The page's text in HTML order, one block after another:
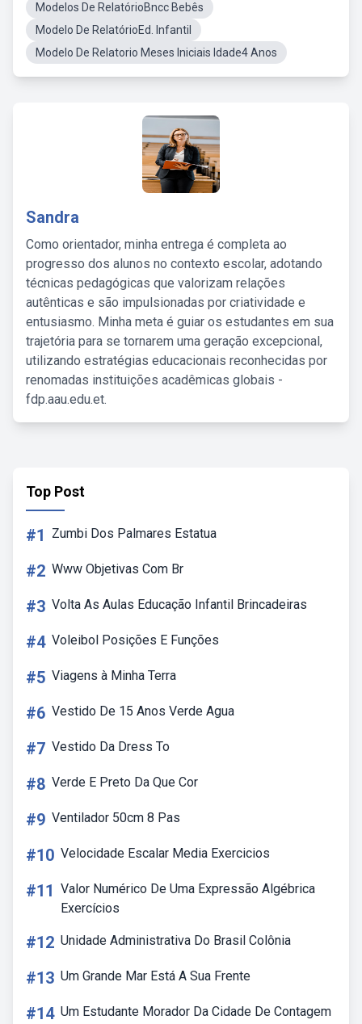
Modelos De RelatórioBncc Bebês
Modelo De RelatórioEd. Infantil
Modelo De Relatorio Meses Iniciais Idade4 Anos
Sandra
Como orientador, minha entrega é completa ao
progresso dos alunos no contexto escolar, adotando
técnicas pedagógicas que valorizam relações
autênticas e são impulsionadas por criatividade e
entusiasmo. Minha meta é guiar os estudantes em sua
trajetória para se tornarem uma geração excepcional,
utilizando estratégias educacionais reconhecidas por
renomadas instituições acadêmicas globais -
fdp.aau.edu.et.
Top Post
#1 Zumbi Dos Palmares Estatua
#2 Www Objetivas Com Br
#3 Volta As Aulas Educação Infantil Brincadeiras
#4 Voleibol Posições E Funções
#5 Viagens à Minha Terra
#6 Vestido De 15 Anos Verde Agua
#7 Vestido Da Dress To
#8 Verde E Preto Da Que Cor
#9 Ventilador 50cm 8 Pas
#10 Velocidade Escalar Media Exercicios
#11 Valor Numérico De Uma Expressão Algébrica
Exercícios
#12 Unidade Administrativa Do Brasil Colônia
#13 Um Grande Mar Está A Sua Frente
#14 Um Estudante Morador Da Cidade De Contagem